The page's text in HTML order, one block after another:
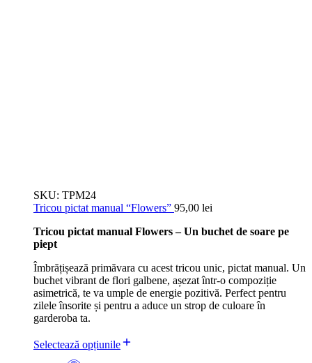
SKU: TPM24
Tricou pictat manual “Flowers” 95,00 lei
Tricou pictat manual Flowers – Un buchet de soare pe
piept
Îmbrățișează primăvara cu acest tricou unic, pictat manual. Un
buchet vibrant de flori galbene, așezat într-o compoziție
asimetrică, te va umple de energie pozitivă. Perfect pentru
zilele însorite și pentru a aduce un strop de culoare în
garderoba ta.
Selectează opțiunile